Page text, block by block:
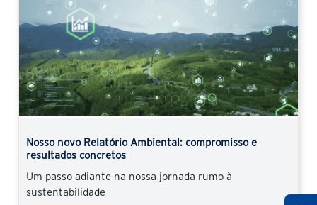
Nosso novo Relatório Ambiental: compromisso e
resultados concretos
Um passo adiante na nossa jornada rumo à
sustentabilidade
Previous Next